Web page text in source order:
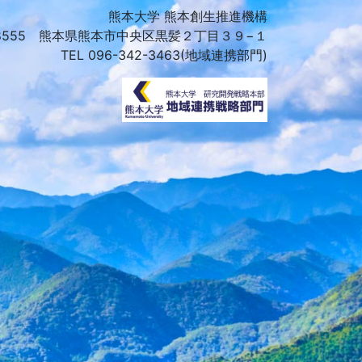
熊本大学 熊本創生推進機構
熊本県熊本市中央区黒髪２丁目３９−１
TEL 096-342-3463(地域連携部門)